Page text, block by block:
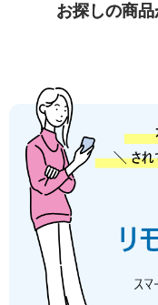
お探しの商品